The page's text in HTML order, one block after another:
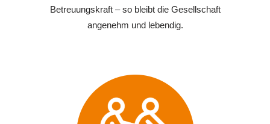
Betreuungskraft – so bleibt die Gesellschaft
angenehm und lebendig.